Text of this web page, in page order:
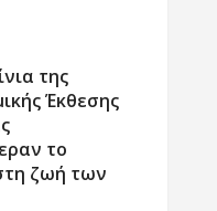
της
Έκθεσης
το
ζωή των